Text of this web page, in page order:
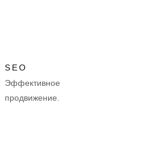
Эффективное
продвижение.
SEO